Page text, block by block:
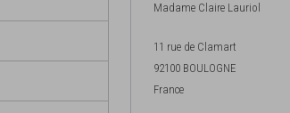
Madame Claire Lauriol
11 rue de Clamart
92100 BOULOGNE
France